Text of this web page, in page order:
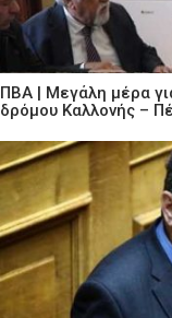
ΠΒΑ | Μεγάλη μέρα
δρόμου Καλλονής –